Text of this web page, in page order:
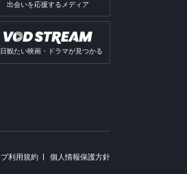
出会いを応援するメディア
観たい映画・ドラマが見つかる
利用規約 個人情報保護方針